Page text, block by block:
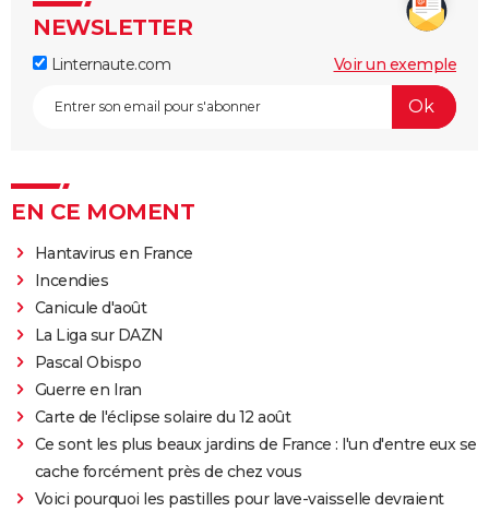
NEWSLETTER
Linternaute.com Voir un exemple
EN CE MOMENT
Hantavirus en France
Incendies
Canicule d'août
La Liga sur DAZN
Pascal Obispo
Guerre en Iran
Carte de l'éclipse solaire du 12 août
Ce sont les plus beaux jardins de France : l'un d'entre eux se
cache forcément près de chez vous
Voici pourquoi les pastilles pour lave-vaisselle devraient